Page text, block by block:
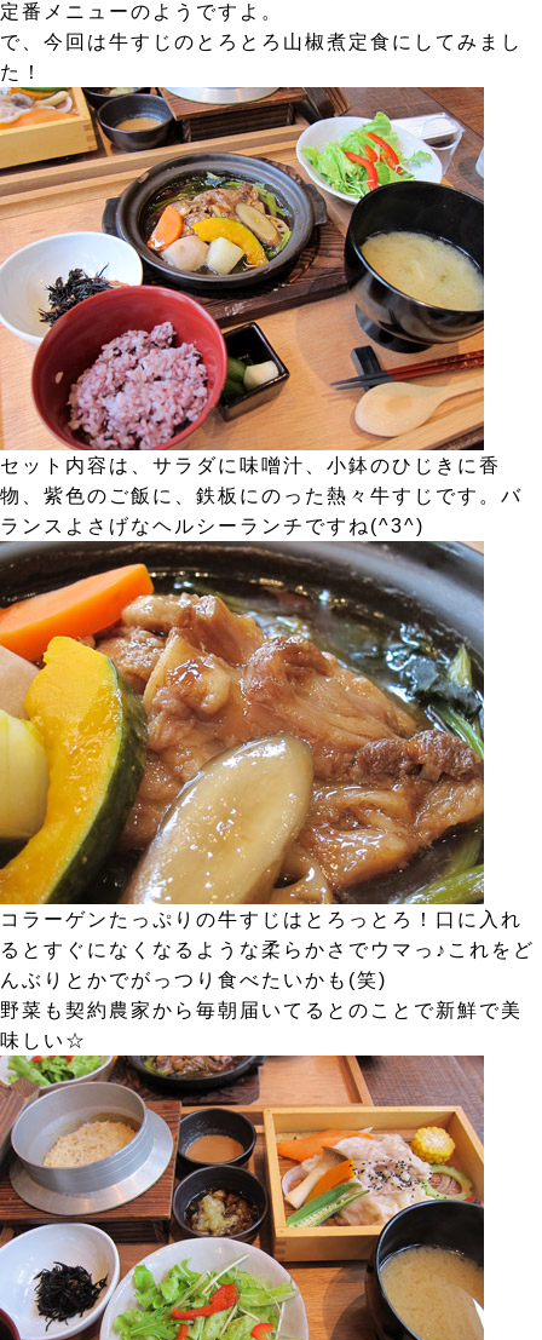
定番メニューのようですよ。
で、今回は牛すじのとろとろ山椒煮定食にしてみまし
た！
セット内容は、サラダに味噌汁、小鉢のひじきに香
物、紫色のご飯に、鉄板にのった熱々牛すじです。バ
ランスよさげなヘルシーランチですね(^3^)
コラーゲンたっぷりの牛すじはとろっとろ！口に入れ
るとすぐになくなるような柔らかさでウマっ♪これをど
んぶりとかでがっつり食べたいかも(笑)
野菜も契約農家から毎朝届いてるとのことで新鮮で美
味しい☆